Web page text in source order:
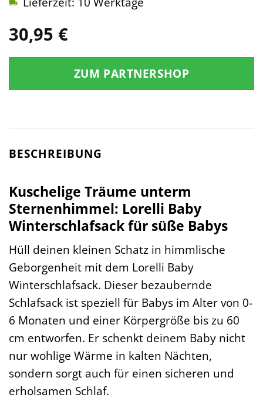
30,95 €
ZUM PARTNERSHOP
BESCHREIBUNG
Kuschelige Träume unterm
Sternenhimmel: Lorelli Baby
Winterschlafsack für süße Babys
Hüll deinen kleinen Schatz in himmlische
Geborgenheit mit dem Lorelli Baby
Winterschlafsack. Dieser bezaubernde
Schlafsack ist speziell für Babys im Alter von 0-
6 Monaten und einer Körpergröße bis zu 60
cm entworfen. Er schenkt deinem Baby nicht
nur wohlige Wärme in kalten Nächten,
sondern sorgt auch für einen sicheren und
erholsamen Schlaf.